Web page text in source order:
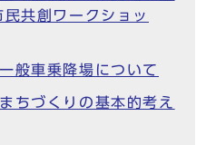
共創ワークショッ
般車乗降場について
ちづくりの基本的考え